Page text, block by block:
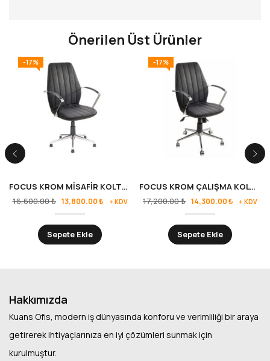
Önerilen Üst Ürünler
-17%
FOCUS KROM MİSAFİR KOLTUĞU
16,600.00₺ 13,800.00₺ + KDV
Sepete Ekle
-17%
FOCUS KROM ÇALIŞMA KOLTUĞU
17,200.00₺ 14,300.00₺ + KDV
Sepete Ekle
Hakkımızda
Kuans Ofis, modern iş dünyasında konforu ve verimliliği bir araya
getirerek ihtiyaçlarınıza en iyi çözümleri sunmak için
kurulmuştur.